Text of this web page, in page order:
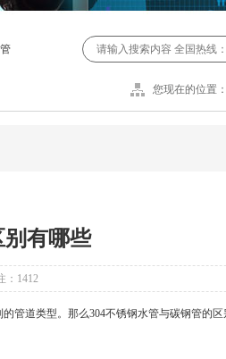
您现在的位置：
别有哪些
： 1412
管道类型。那么304不锈钢水管与碳钢管的